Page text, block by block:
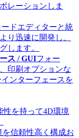
レーションしま
ードエディターと統
り迅速に開発し、
します。
ス / GUIフォー
印刷オプションな
ンターフェースを
性を持って4D環境
を信頼性高く構成お